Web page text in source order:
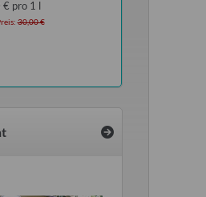
€ pro 1 l
30,00 €